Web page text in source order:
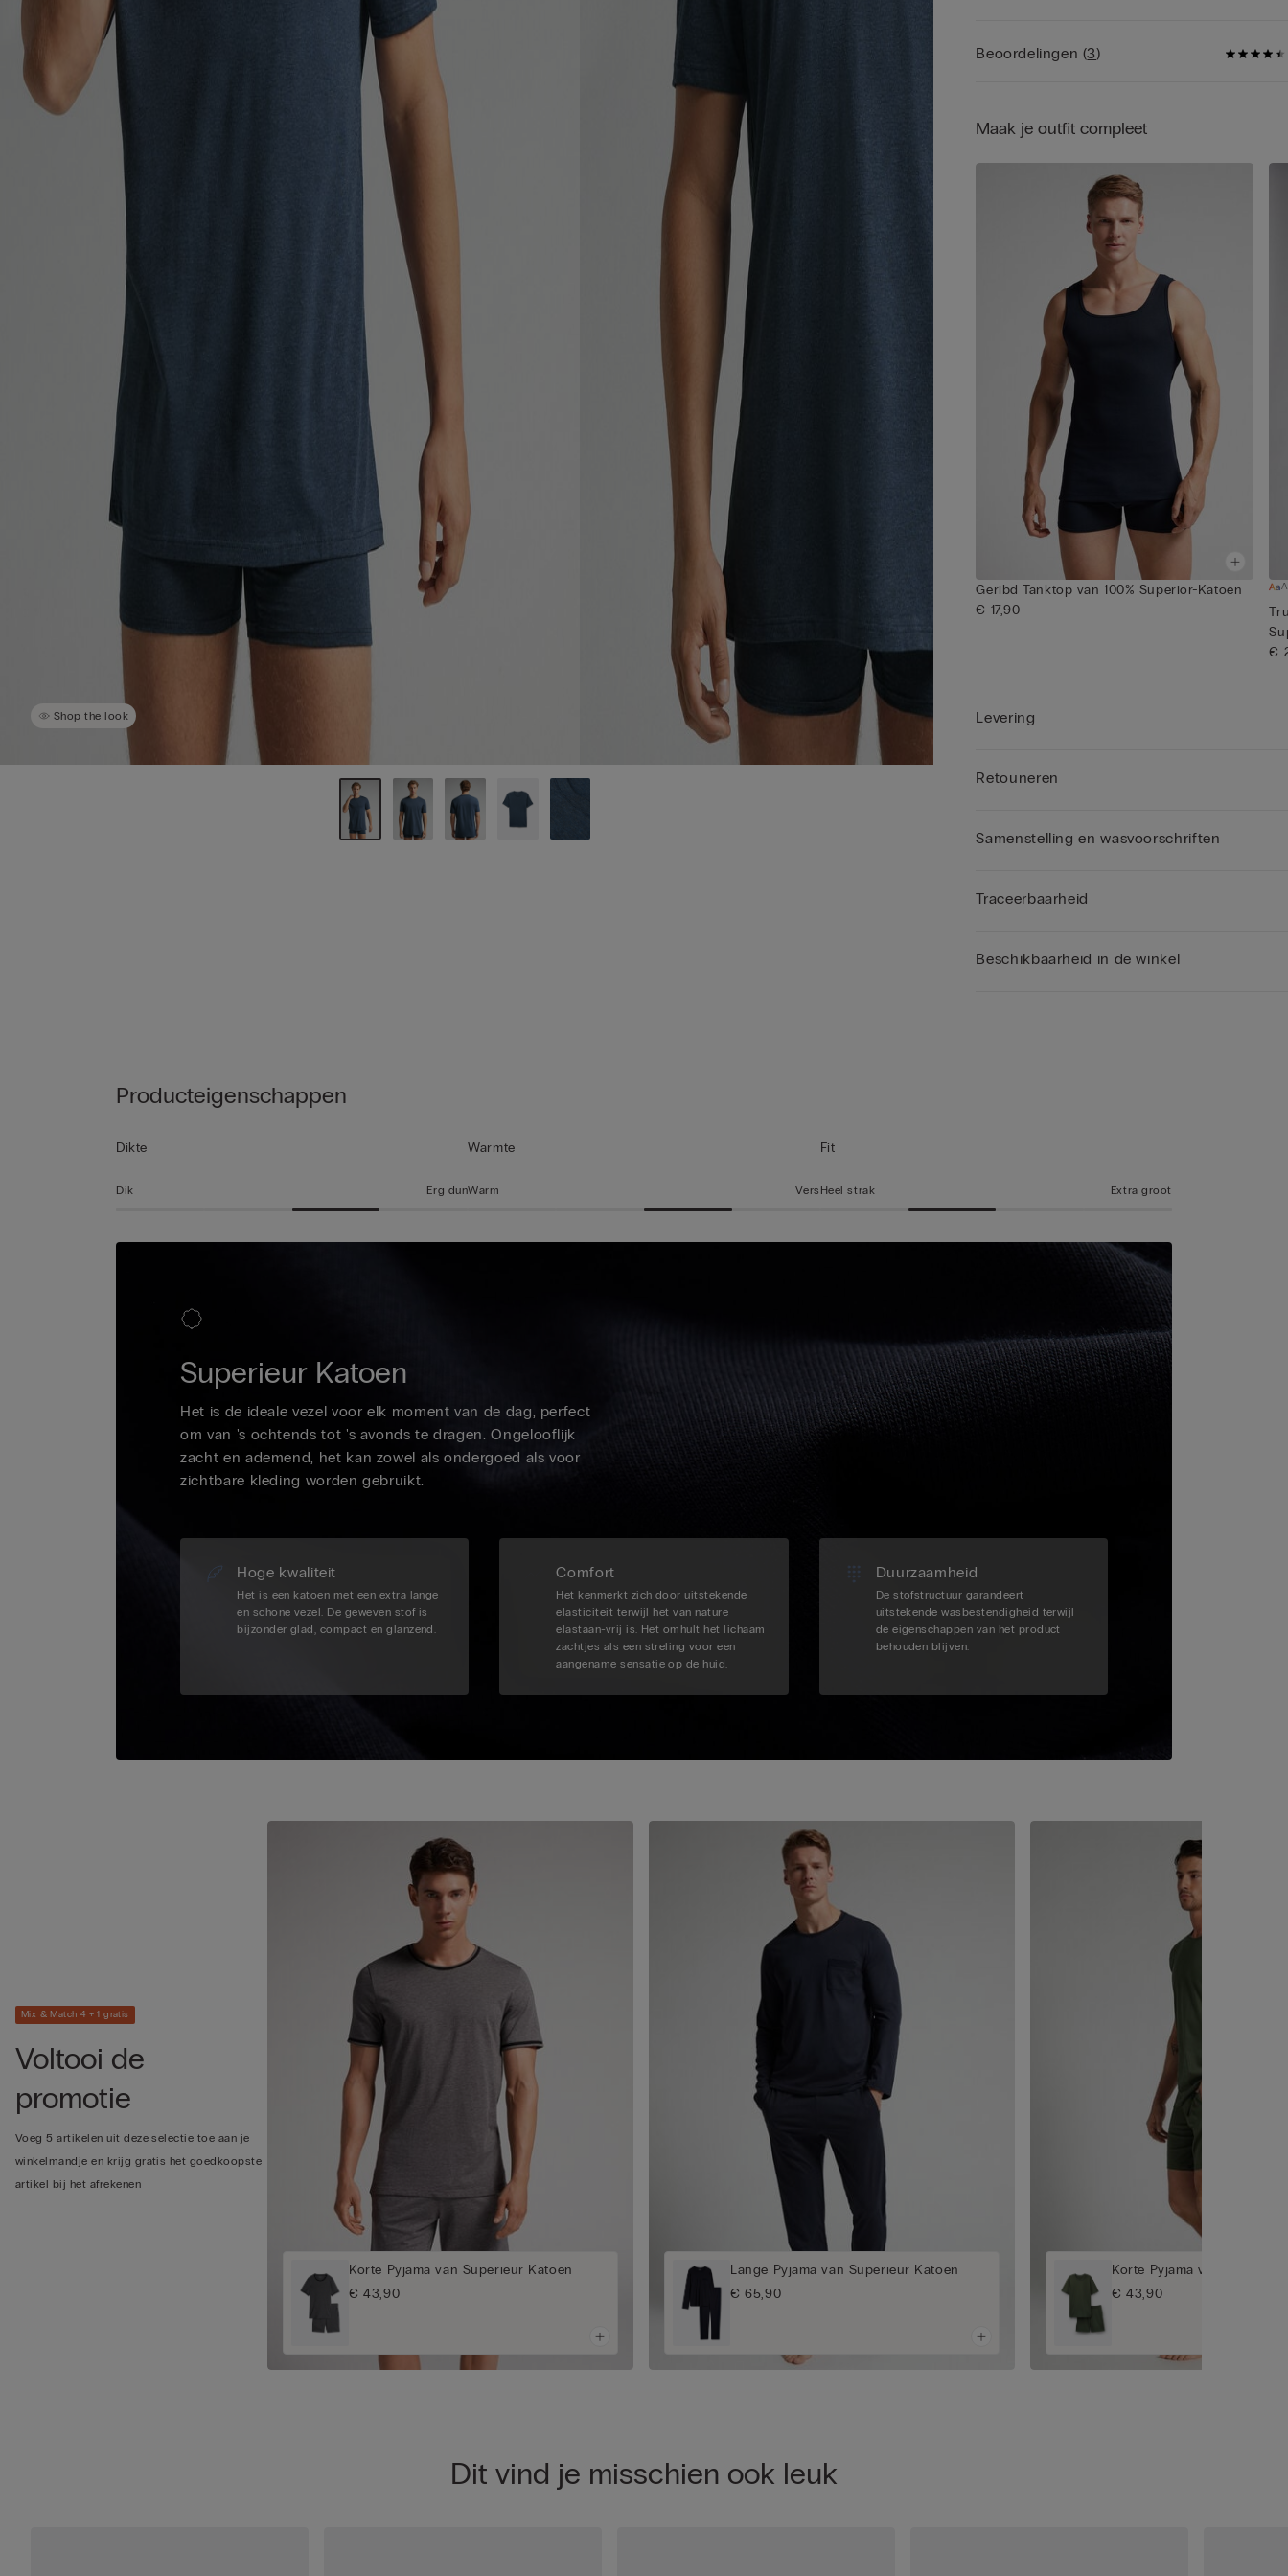
Shop the look
geschikt is als onderkleding of als T-shirt om
andere kleding heen te dragen.
Beoordelingen (3)
Maak je outfit compleet
Geribd Tanktop van 100% Superior-Katoen
€ 17,90
€
Levering
Retouneren
Samenstelling en wasvoorschriften
Traceerbaarheid
Beschikbaarheid in de winkel
Producteigenschappen
Dikte
Dik Erg dun
Warmte
Warm Vers
Fit
Heel strak Extra groot
Superieur Katoen
Het is de ideale vezel voor elk moment van de dag, perfect
om van 's ochtends tot 's avonds te dragen. Ongelooflijk
zacht en ademend, het kan zowel als ondergoed als voor
zichtbare kleding worden gebruikt.
Hoge kwaliteit
Het is een katoen met een extra lange
en schone vezel. De geweven stof is
bijzonder glad, compact en glanzend.
Comfort
Het kenmerkt zich door uitstekende
elasticiteit terwijl het van nature
elastaan-vrij is. Het omhult het lichaam
zachtjes als een streling voor een
aangename sensatie op de huid.
Duurzaamheid
De stofstructuur garandeert
uitstekende wasbestendigheid terwijl
de eigenschappen van het product
behouden blijven.
Mix & Match 4 + 1 gratis
Voltooi de
promotie
Voeg 5 artikelen uit deze selectie toe aan je
winkelmandje en krijg gratis het goedkoopste
artikel bij het afrekenen
Korte Pyjama van Superieur Katoen
€ 43,90
Lange Pyjama van Superieur Katoen
€ 65,90
Korte Pyjama van
€ 43,90
Dit vind je misschien ook leuk